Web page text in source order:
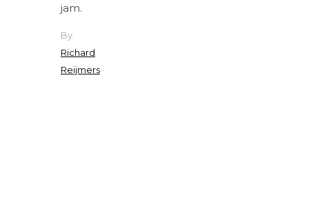
jam.
By
Richard
Reijmers